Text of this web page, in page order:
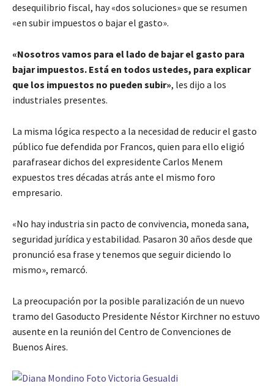
desequilibrio fiscal, hay «dos soluciones» que se resumen
«en subir impuestos o bajar el gasto».
«Nosotros vamos para el lado de bajar el gasto para
bajar impuestos. Está en todos ustedes, para explicar
que los impuestos no pueden subir», les dijo a los
industriales presentes.
La misma lógica respecto a la necesidad de reducir el gasto
público fue defendida por Francos, quien para ello eligió
parafrasear dichos del expresidente Carlos Menem
expuestos tres décadas atrás ante el mismo foro
empresario.
«No hay industria sin pacto de convivencia, moneda sana,
seguridad jurídica y estabilidad. Pasaron 30 años desde que
pronunció esa frase y tenemos que seguir diciendo lo
mismo», remarcó.
La preocupación por la posible paralización de un nuevo
tramo del Gasoducto Presidente Néstor Kirchner no estuvo
ausente en la reunión del Centro de Convenciones de
Buenos Aires.